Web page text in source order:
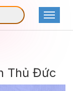
Toggle
Thủ Đức